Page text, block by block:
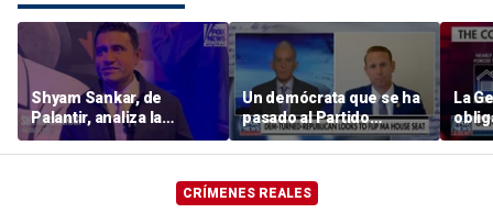
Shyam Sankar, de
Palantir, analiza la
carrera por la IA entre
EE. UU. yChina
Un demócrata que se ha
pasado al Partido
Republicano intenta
hacerse con un escaño
Representantes por l
La
CRÍMENES REALES